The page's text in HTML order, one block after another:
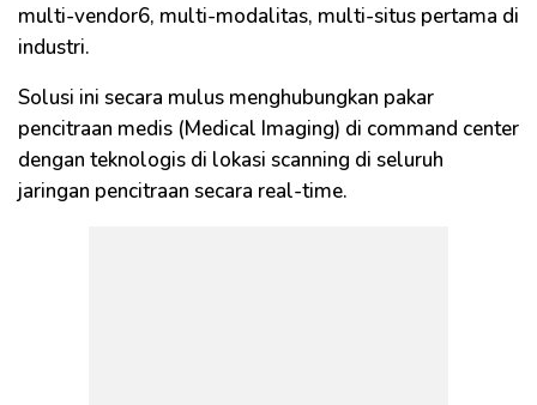
multi-vendor6, multi-modalitas, multi-situs pertama di
industri.
Solusi ini secara mulus menghubungkan pakar
pencitraan medis (Medical Imaging) di command center
dengan teknologis di lokasi scanning di seluruh
jaringan pencitraan secara real-time.